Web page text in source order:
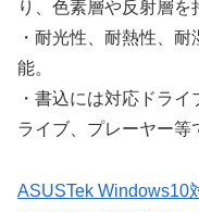
り、色素層や反射層を
・耐光性、耐熱性、
能。
・書込には対応ドラ
ライブ、プレーヤー等
ASUSTek Windows10